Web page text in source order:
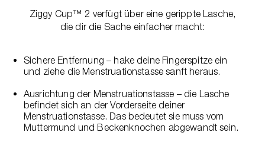
Ziggy Cup™ 2 verfügt über eine gerippte Lasche,
die dir die Sache einfacher macht:
Sichere Entfernung – hake deine Fingerspitze ein
und ziehe die Menstruationstasse sanft heraus.
Ausrichtung der Menstruationstasse – die Lasche
befindet sich an der Vorderseite deiner
Menstruationstasse. Das bedeutet sie muss vom
Muttermund und Beckenknochen abgewandt sein.